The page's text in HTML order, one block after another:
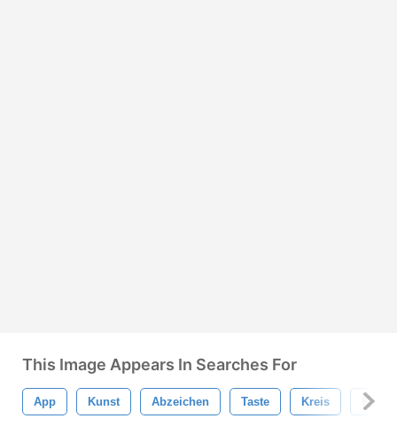
This Image Appears In Searches For
App Kunst Abzeichen Taste Kreis